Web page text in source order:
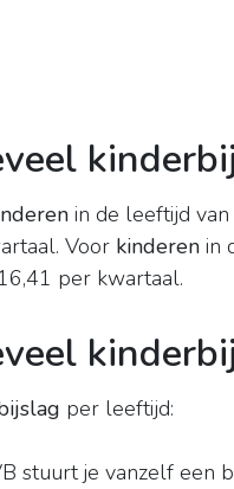
in de leeftijd
Voor kinderen in
per kwartaal.
per leeftijd:
stuurt je vanzelf een